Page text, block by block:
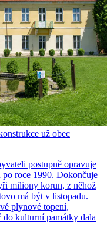
už obec
postupně opravuje
po roce 1990. Dokončuje
miliony korun, z něhož
má být v listopadu.
plynové topení,
do kulturní památky dala